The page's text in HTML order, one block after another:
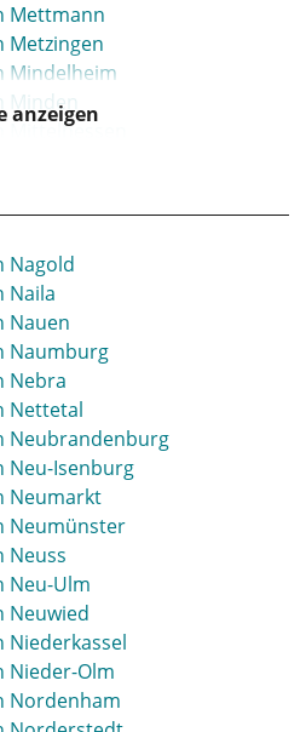
Mettmann
Metzingen
Mindelheim
Minden
Mittelhessen
Mönchengladbach
Mühlacker
an der Ruhr
München
Münster
anzeigen
Nagold
Naila
Nauen
Naumburg
Nebra
Nettetal
Neubrandenburg
Neu-Isenburg
Neumarkt
Neumünster
Neuss
Neu-Ulm
Neuwied
Niederkassel
Nieder-Olm
Nordenham